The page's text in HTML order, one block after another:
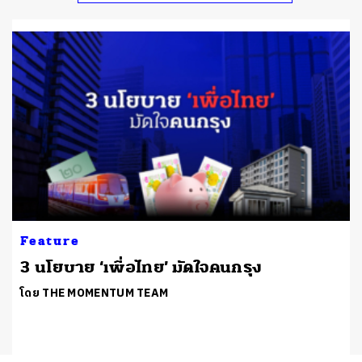
Feature
3 นโยบาย ‘เพื่อไทย’ มัดใจคนกรุง
โดย THE MOMENTUM TEAM